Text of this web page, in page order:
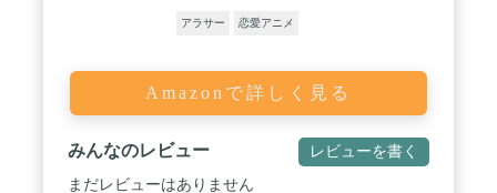
アラサー 恋愛アニメ
Amazonで詳しく見る
みんなのレビュー レビューを書く
まだレビューはありません